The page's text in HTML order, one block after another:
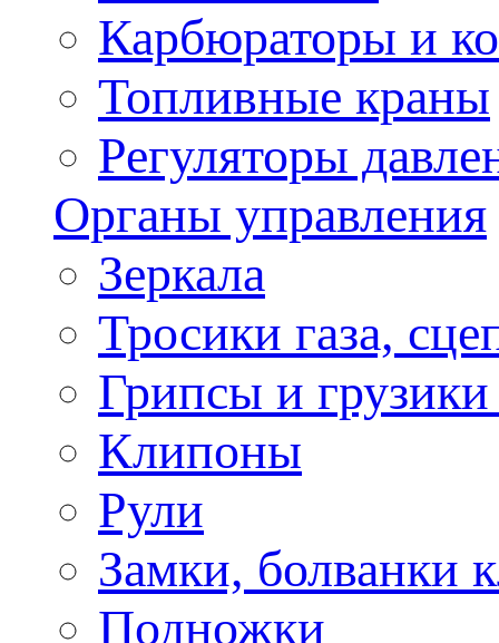
Карбюраторы и
Топливные краны
Регуляторы
Органы управления
Зеркала
Тросики газа,
Грипсы и грузики
Клипоны
Рули
Замки, болванки
Подножки